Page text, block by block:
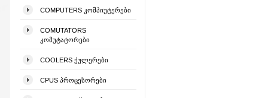
COMPUTERS ᲙᲝᲛᲞᲘᲣᲢᲔᲠᲔᲑᲘ
COMUTATORS
ᲙᲝᲛᲣᲢᲐᲢᲝᲠᲔᲑᲘ
COOLERS ᲥᲣᲚᲔᲠᲔᲑᲘ
CPUS ᲞᲠᲝᲪᲔᲡᲝᲠᲔᲑᲘ